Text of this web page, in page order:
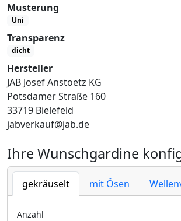
Musterung
Uni
Transparenz
dicht
Hersteller
JAB Josef Anstoetz KG
Potsdamer Straße 160
33719 Bielefeld
jabverkauf@jab.de
Ihre Wunschgardine
gekräuselt mit Ösen
Anzahl